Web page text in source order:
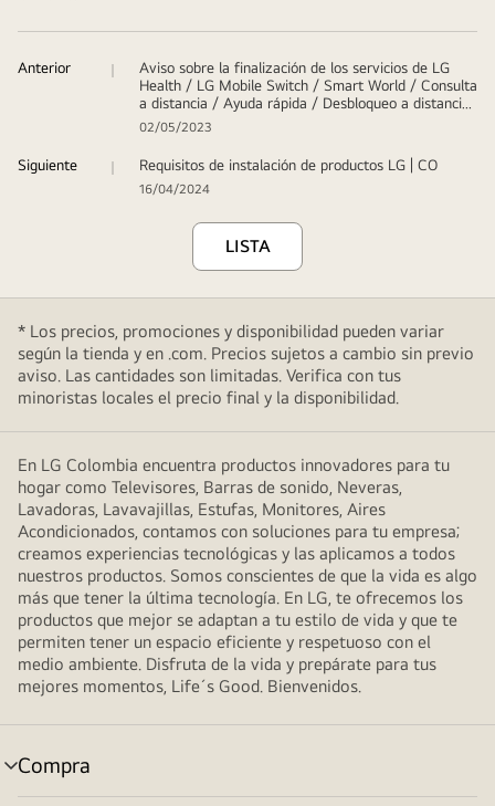
Anterior
Aviso sobre la finalización de los servicios de LG
Health / LG Mobile Switch / Smart World / Consulta
a distancia / Ayuda rápida / Desbloqueo a distancia
/ Quick Translator
02/05/2023
Siguiente Requisitos de instalación de productos LG | CO
16/04/2024
LISTA
* Los precios, promociones y disponibilidad pueden variar
según la tienda y en .com. Precios sujetos a cambio sin previo
aviso. Las cantidades son limitadas. Verifica con tus
minoristas locales el precio final y la disponibilidad.
En LG Colombia encuentra productos innovadores para tu
hogar como Televisores, Barras de sonido, Neveras,
Lavadoras, Lavavajillas, Estufas, Monitores, Aires
Acondicionados, contamos con soluciones para tu empresa;
creamos experiencias tecnológicas y las aplicamos a todos
nuestros productos. Somos conscientes de que la vida es algo
más que tener la última tecnología. En LG, te ofrecemos los
productos que mejor se adaptan a tu estilo de vida y que te
permiten tener un espacio eficiente y respetuoso con el
medio ambiente. Disfruta de la vida y prepárate para tus
mejores momentos, Life´s Good. Bienvenidos.
Compra
selector
de